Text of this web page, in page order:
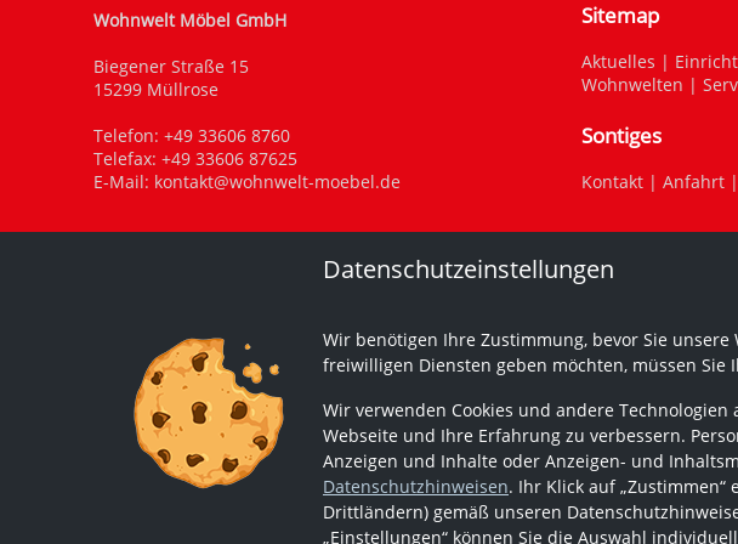
Wohnwelt Möbel GmbH
Biegener Straße 15
15299 Müllrose
Telefon: +49 33606 8760
Telefax: +49 33606 87625
E-Mail: kontakt@wohnwelt-moebel.de
Sitemap
Aktuelles |
Wohnwelten |
Sontiges
Kontakt| Anfahrt|
Datenschutzeinstellungen
Wir benötigen Ihre Zustimmung, bevor Sie
freiwilligen Diensten geben möchten, müssen
Wir verwenden Cookies und andere
Webseite und Ihre Erfahrung zu verbessern.
Anzeigen und Inhalte oder Anzeigen- und
Datenschutzhinweisen. Ihr Klick auf
Drittländern) gemäß unseren
„Einstellungen“ können Sie die Auswahl